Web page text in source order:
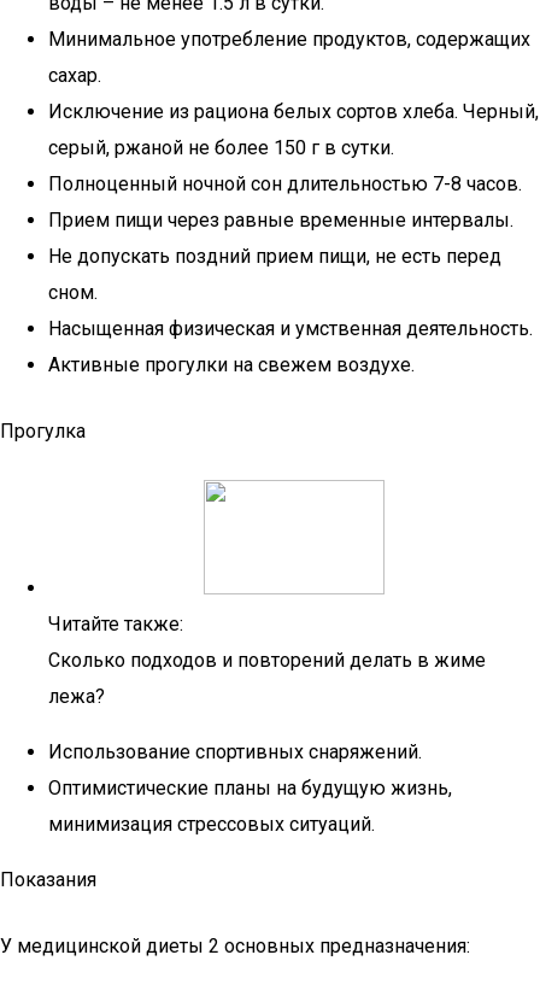
Минимальное употребление продуктов, содержащих
сахар.
Исключение из рациона белых сортов хлеба. Черный,
серый, ржаной не более 150 г в сутки.
Полноценный ночной сон длительностью 7-8 часов.
Прием пищи через равные временные интервалы.
Не допускать поздний прием пищи, не есть перед
сном.
Насыщенная физическая и умственная деятельность.
Активные прогулки на свежем воздухе.
Прогулка
Читайте также:
Сколько подходов и повторений делать в жиме
лежа?
Использование спортивных снаряжений.
Оптимистические планы на будущую жизнь,
минимизация стрессовых ситуаций.
Показания
У медицинской диеты 2 основных предназначения: